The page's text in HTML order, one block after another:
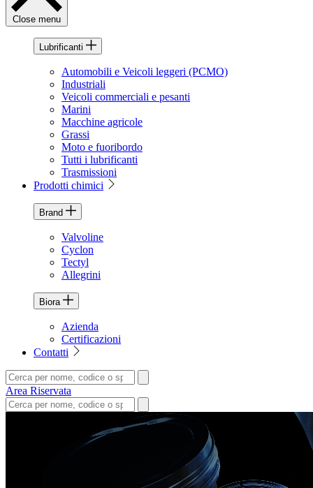
Close menu
Lubrificanti
Automobili e Veicoli leggeri (PCMO)
Industriali
Veicoli commerciali e pesanti
Marini
Macchine agricole
Grassi
Moto e fuoribordo
Tutti i lubrificanti
Trasmissioni
Prodotti chimici
Brand
Valvoline
Cyclon
Tectyl
Allegrini
Biora
Azienda
Certificazioni
Contatti
Area Riservata